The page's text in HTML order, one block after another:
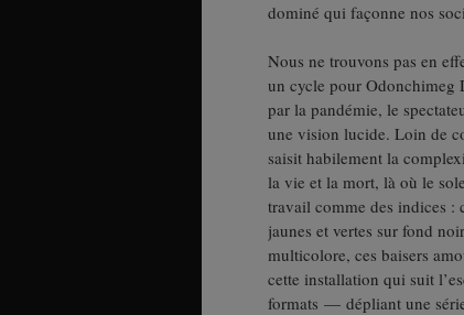
dominé qui façonne nos
Nous ne trouvons pas en
un cycle pour Odonchimeg
par la pandémie, le
une vision lucide. Loin de
saisit habilement la
la vie et la mort, là où le
travail comme des indices :
jaunes et vertes sur fond
multicolore, ces baisers
cette installation qui suit
formats — dépliant une